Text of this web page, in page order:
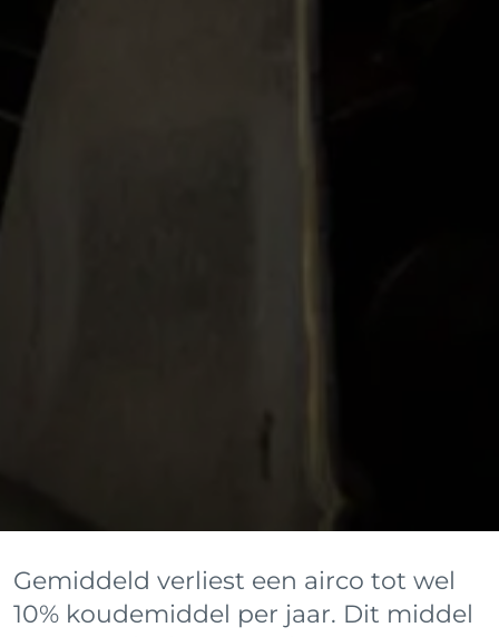
Gemiddeld verliest een airco tot wel
10% koudemiddel per jaar. Dit middel